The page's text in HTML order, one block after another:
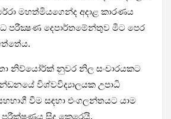
මහත්මියගෙන්ද අදාළ කාරණය
පරීක්‍ෂණ දෙපාර්තමේන්තුව මීට පෙර
නිව්යෝර්ක් නුවර නිල සංචාරයකට
විශ්වවිද්‍යාලයක උපාධි
වීම සඳහා එංගලන්තයට යාම
සිදු කෙරෙයි.